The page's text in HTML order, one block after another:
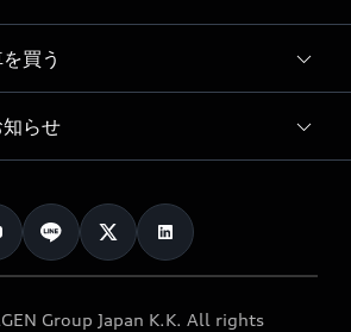
ト
買う
らせ
ペーン
Group Japan K.K. All rights